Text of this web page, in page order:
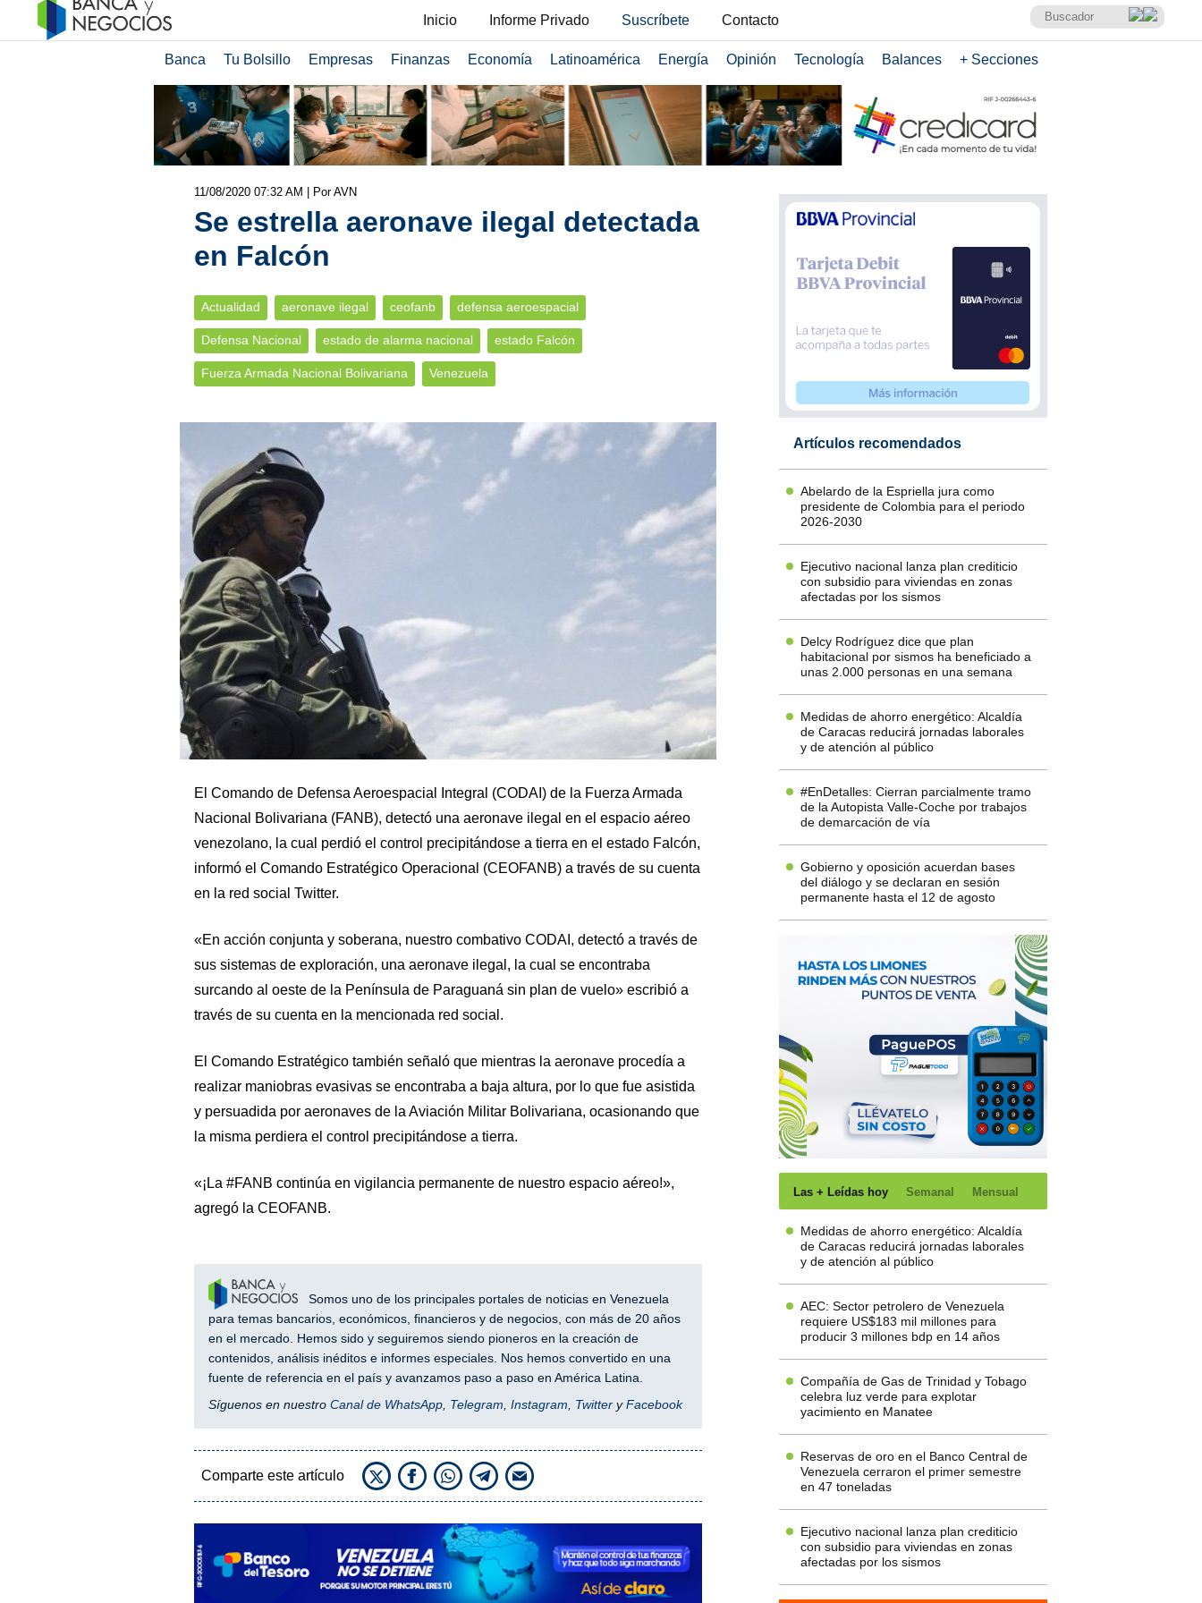
Inicio Informe Privado Suscríbete Contacto
Banca Tu Bolsillo Empresas Finanzas Economía Latinoamérica Energía Opinión Tecnología Balances + Secciones
11/08/2020 07:32 AM | Por AVN
Se estrella aeronave ilegal detectada
en Falcón
Actualidad aeronave ilegal ceofanb defensa aeroespacial
Defensa Nacional estado de alarma nacional estado Falcón
Fuerza Armada Nacional Bolivariana Venezuela
El Comando de Defensa Aeroespacial Integral (CODAI) de la Fuerza Armada
Nacional Bolivariana (FANB), detectó una aeronave ilegal en el espacio aéreo
venezolano, la cual perdió el control precipitándose a tierra en el estado Falcón,
informó el Comando Estratégico Operacional (CEOFANB) a través de su cuenta
en la red social Twitter.
«En acción conjunta y soberana, nuestro combativo CODAI, detectó a través de
sus sistemas de exploración, una aeronave ilegal, la cual se encontraba
surcando al oeste de la Península de Paraguaná sin plan de vuelo» escribió a
través de su cuenta en la mencionada red social.
El Comando Estratégico también señaló que mientras la aeronave procedía a
realizar maniobras evasivas se encontraba a baja altura, por lo que fue asistida
y persuadida por aeronaves de la Aviación Militar Bolivariana, ocasionando que
la misma perdiera el control precipitándose a tierra.
«¡La #FANB continúa en vigilancia permanente de nuestro espacio aéreo!»,
agregó la CEOFANB.
Somos uno de los principales portales de noticias en Venezuela
para temas bancarios, económicos, financieros y de negocios, con más de 20 años
en el mercado. Hemos sido y seguiremos siendo pioneros en la creación de
contenidos, análisis inéditos e informes especiales. Nos hemos convertido en una
fuente de referencia en el país y avanzamos paso a paso en América Latina.
Síguenos en nuestro Canal de WhatsApp, Telegram Instagram TwitteryFacebook
Comparte este artículo
Artículos recomendados
Abelardo de la Espriella jura como
presidente de Colombia para el periodo
2026-2030
Ejecutivo nacional lanza plan crediticio
con subsidio para viviendas en zonas
afectadas por los sismos
Delcy Rodríguez dice que plan
habitacional por sismos ha beneficiado a
unas 2.000 personas en una semana
Medidas de ahorro energético: Alcaldía
de Caracas reducirá jornadas laborales
y de atención al público
#EnDetalles: Cierran parcialmente tramo
de la Autopista Valle-Coche por trabajos
de demarcación de vía
Gobierno y oposición acuerdan bases
del diálogo y se declaran en sesión
permanente hasta el 12 de agosto
Las + Leídas hoy Semanal Mensual
Medidas de ahorro energético: Alcaldía
de Caracas reducirá jornadas laborales
y de atención al público
AEC: Sector petrolero de Venezuela
requiere US$183 mil millones para
producir 3 millones bdp en 14 años
Compañía de Gas de Trinidad y Tobago
celebra luz verde para explotar
yacimiento en Manatee
Reservas de oro en el Banco Central de
Venezuela cerraron el primer semestre
en 47 toneladas
Ejecutivo nacional lanza plan crediticio
con subsidio para viviendas en zonas
afectadas por los sismos